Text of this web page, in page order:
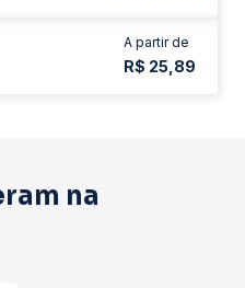
A partir de
R$ 25,89
na